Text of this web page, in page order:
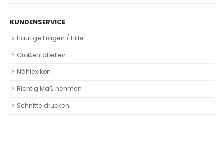
KUNDENSERVICE
Häufige Fragen / Hilfe
Größentabellen
Nählexikon
Richtig Maß nehmen
Schnitte drucken